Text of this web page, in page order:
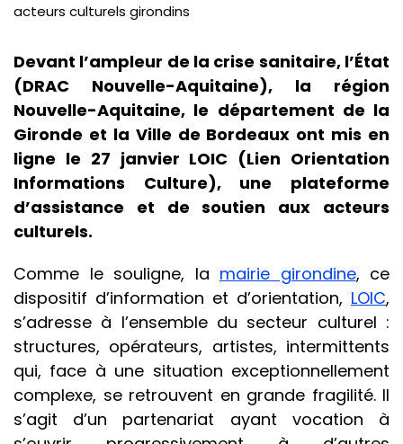
Devant l’ampleur de la crise sanitaire, l’État
(DRAC Nouvelle-Aquitaine), la région
Nouvelle-Aquitaine, le département de la
Gironde et la Ville de Bordeaux ont mis en
ligne le 27 janvier LOIC (Lien Orientation
Informations Culture), une plateforme
d’assistance et de soutien aux acteurs
culturels.
Comme le souligne, la mairie girondine, ce
dispositif d’information et d’orientation, LOIC,
s’adresse à l’ensemble du secteur culturel :
structures, opérateurs, artistes, intermittents
qui, face à une situation exceptionnellement
complexe, se retrouvent en grande fragilité. Il
s’agit d’un partenariat ayant vocation à